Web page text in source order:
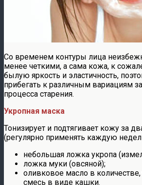
Со временем контуры лица
менее четкими, а сама кожа, к
былую яркость и эластичность,
прибегать к различным вариациям
процесса старения.
Укропная маска
Тонизирует и подтягивает кожу за
(регулярно применять каждую
небольшая ложка укропа
ложка муки (овсяной);
оливковое масло в
смесь в виде кашки.